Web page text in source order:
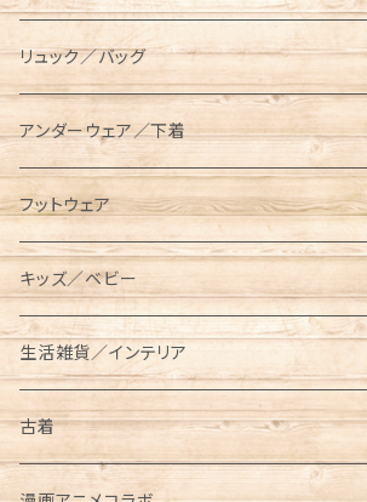
AVIREX（アビレックス）
BEN DAVIS（ベンデイビス）
BRIEFING（ブリーフィング）
BUTTERFLY TWISTS（バタフライツイスト）
Champion（チャンピオン）
CHUMS（チャムス）
東北限定販売アイテム
スキレットケース
ダッチオーブンケース
ポールケース
メスティンケース
トラッシュバッグ／ゴミ入れ
薪入れ／薪バッグ
トイレットペーパー／ティッシュケース
コット／マット
レジャーシート／グランドシート
ランタン／ライト類
タンブラー／水筒
クッカー／食器
メスティン
ケトル
長袖／ハンパ袖Tシャツ
長袖Tシャツ
七分袖Tシャツ
シャツ
長袖
半袖
スウェット／トレーナー
半袖
長袖
パーカー
プルパーカー
ジップパーカー
ジャケット／アウター
コーチジャケット
中綿ジャケット
オーバーオール／オールインワン
ロングパンツ
ハーフパンツ／ショーツ
クロップドパンツ
キャップ／ハット
ベルト／サスペンダー
マフラー／ネックウォーマー／ネックゲイター
ニットキャップ
手袋／グローブ
パスケース
リュック／バッグ
リュック
ショルダーバッグ
メッセンジャーバッグ
サコッシュ／ポーチ
トートバッグ
アンダーウェア／下着
ソックス
ロング
ショート／アンクル
レギンス／スパッツ
フットウェア
スニーカー
サンダル
ブーツ
キッズ／ベビー
キッズ
半袖Tシャツ
長袖Tシャツ
ベビー
ベビービブ
生活雑貨／インテリア
タンブラー／コップ／水筒
古着